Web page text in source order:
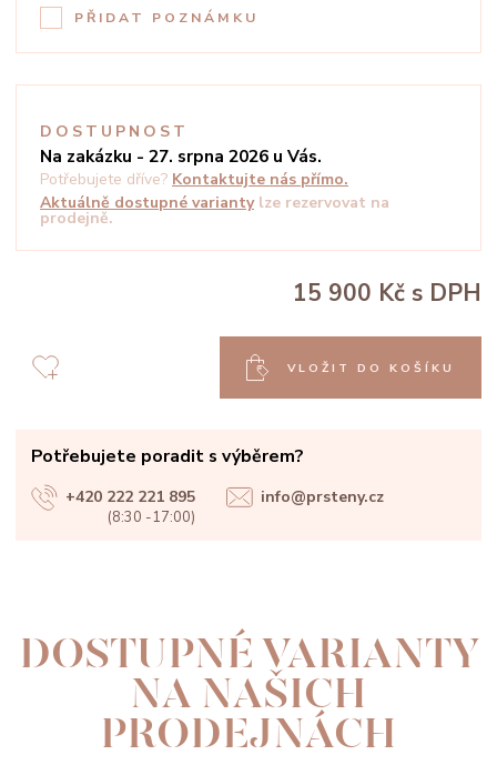
PŘIDAT POZNÁMKU
DOSTUPNOST
Na zakázku - 27. srpna 2026 u Vás.
Potřebujete dříve? Kontaktujte nás přímo.
Aktuálně dostupné varianty lze rezervovat na
prodejně.
15 900 Kč s DPH
VLOŽIT DO KOŠÍKU
Potřebujete poradit s výběrem?
+420 222 221 895
(8:30 -17:00)
info@prsteny.cz
DOSTUPNÉ VARIANTY
NA NAŠICH
PRODEJNÁCH